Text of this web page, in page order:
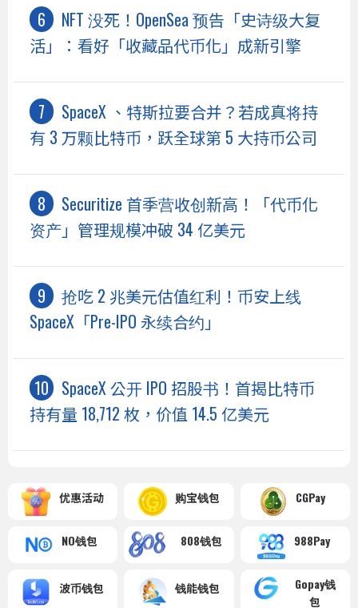
NFT 没死！OpenSea 预告「史诗级大复
活」：看好「收藏品代币化」成新引擎
SpaceX 、特斯拉要合并？若成真将持
有 3 万颗比特币，跃全球第 5 大持币公司
Securitize 首季营收创新高！「代币化
资产」管理规模冲破 34 亿美元
抢吃 2 兆美元估值红利！币安上线
SpaceX「Pre-IPO 永续合约」
SpaceX 公开 IPO 招股书！首揭比特币
持有量 18,712 枚，价值 14.5 亿美元
优惠活动 购宝钱包 CGPay
NO钱包 808钱包 988Pay
波币钱包 钱能钱包
Gopay钱
包